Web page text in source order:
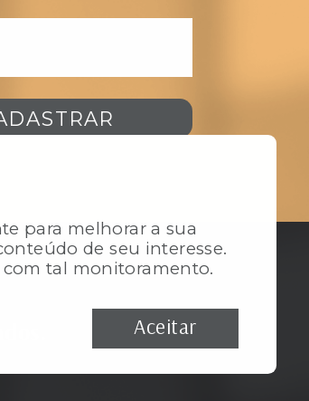
para melhorar a sua
de seu interesse.
com tal monitoramento.
Aceitar